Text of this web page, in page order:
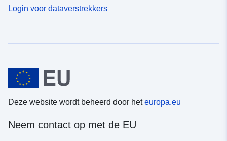
Login voor dataverstrekkers
Deze website wordt beheerd door heteuropa.eu
Neem contact op met de EU